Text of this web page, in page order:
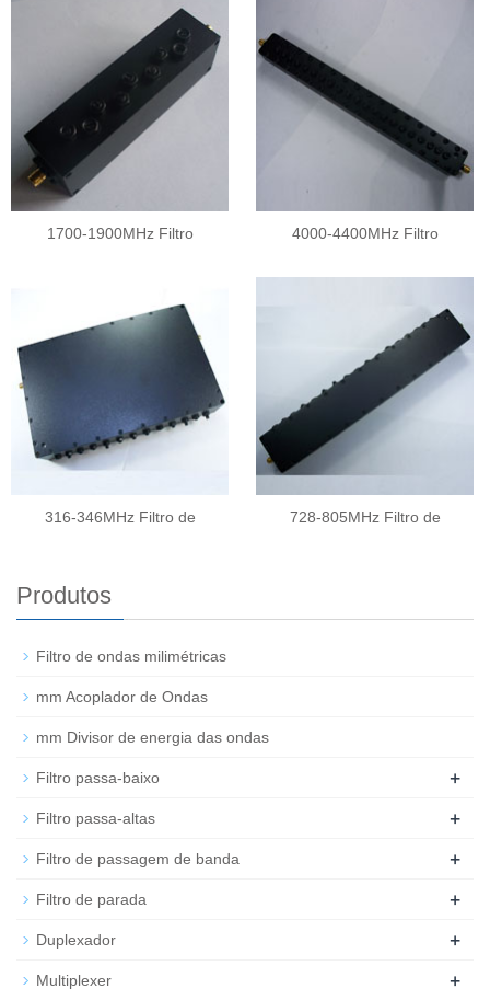
1700-1900MHz Filtro 4000-4400MHz Filtro
316-346MHz Filtro de 728-805MHz Filtro de
Produtos
Filtro de ondas milimétricas
mm Acoplador de Ondas
mm Divisor de energia das ondas
Filtro passa-baixo +
Filtro passa-altas +
Filtro de passagem de banda +
Filtro de parada +
Duplexador +
Multiplexer +